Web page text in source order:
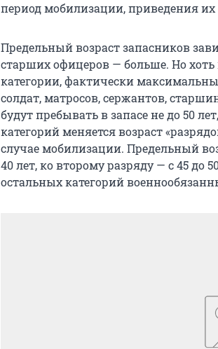
период мобилизации, приведения их
Предельный возраст запасников
старших офицеров — больше. Но
категории, фактически
солдат, матросов, сержантов,
будут пребывать в запасе не до 50
категорий меняется возраст
случае мобилизации. Предельный
40 лет, ко второму разряду — с 45 до
остальных категорий